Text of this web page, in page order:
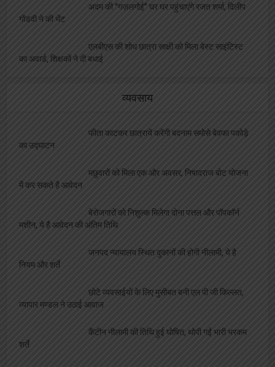
अदम की “गज़लगोई” घर घर पहुंचाएंगे रजत शर्मा, दिलीप
गोंडवी ने की भेंट
एलबीएस की शोध छात्रा साक्षी को मिला बेस्ट साइंटिस्ट
का अवार्ड, शिक्षकों ने दी बधाई
व्यवसाय
फीता काटकर छात्रायें करेंगी बदनाम समोसे बेवफा पकोड़े
का उद्घाटन
मछुवारों को मिला एक और अवसर, निषादराज बोट योजना
में कर सकते है आवेदन
बेरोजगारों को निशुल्क मिलेगा दोना पत्तल और पॉपकॉर्न
मशीन, ये है आवेदन की अंतिम तिथि
जनपद न्यायालय स्थित दुकानों की होगी नीलामी, ये है
नियम और शर्ते
छोटे व्यवसाईयों के लिए मुसीबत बनी एल पी जी किल्लत,
व्यापार मण्डल ने उठाई आवाज
कैंटीन नीलामी की तिथि हुई घोषित, थोपी गईं भारी भरकम
शर्ते